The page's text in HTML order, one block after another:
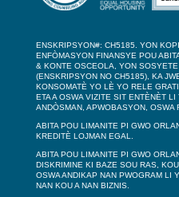
ENSKRIPSYON#: CH5185. YON
ENFÒMASYON FINANSYE POU
& KONTE OSCEOLA, YON
(ENSKRIPSYON NO CH5185), KA
KONSOMATÈ YO LÈ YO RELE
ETA A OSWA VIZITE SIT ENTÈNÈT
ANDÒSMAN, APWOBASYON, OSWA
ABITA POU LIMANITE PI GWO
KREDITÈ LOJMAN EGAL.
ABITA POU LIMANITE PI GWO
DISKRIMINE KI BAZE SOU RAS,
OSWA ANDIKAP NAN PWOGRAM LI
NAN KOU A NAN BIZNIS.